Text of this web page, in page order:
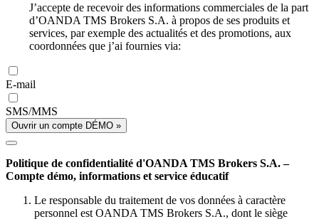
J’accepte de recevoir des informations commerciales de la part
d’OANDA TMS Brokers S.A. à propos de ses produits et
services, par exemple des actualités et des promotions, aux
coordonnées que j’ai fournies via:
E-mail
SMS/MMS
Ouvrir un compte DÉMO »
Politique de confidentialité d'OANDA TMS Brokers S.A. –
Compte démo, informations et service éducatif
Le responsable du traitement de vos données à caractère
personnel est OANDA TMS Brokers S.A., dont le siège